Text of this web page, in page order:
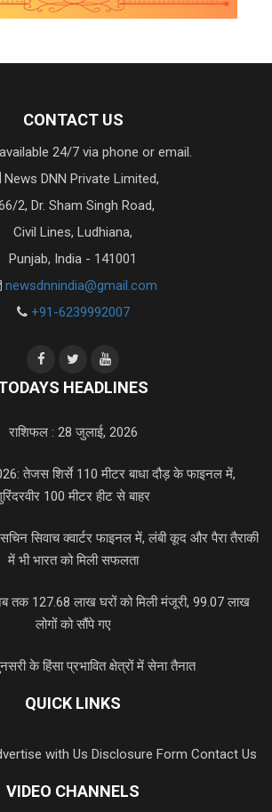
CONTACT US
24/7 via phone or email.
News DNN Private Limited,
2, Dr. Sham Singh Road,
Civil Lines, Ludhiana,
Punjab, India - 141001
newsdnnindia@gmail.com
+91-6239992007
HEADLINES
राशिफल : 28 जुलाई, 2026
तेजस शिर्से 110 मीटर बाधा दौड़ के फाइनल में,
100 मीटर हीट से बाहर
सिवाच क्वार्टर फाइनल में, लंबी कूद और पैरा तैराकी
में भी भारत को मिली सफलता
तक 127.68 लाख घरों को मिली मंजूरी, 99.07 लाख
लोगों को सौंपे गए
के हिंसा प्रभावित क्षेत्रों में सेना तैनात
QUICK LINKS
with Us Disclosure Form Contact Us
VIDEO CHANNELS